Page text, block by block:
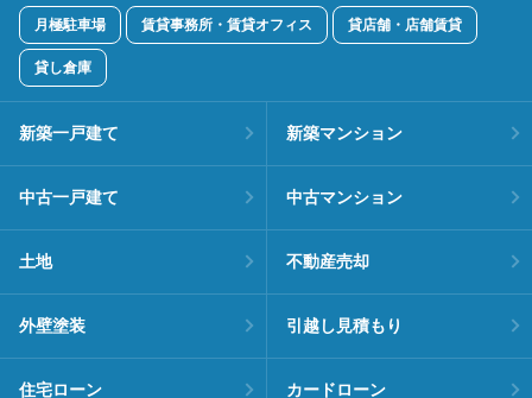
月極駐車場 賃貸事務所・賃貸オフィス 貸店舗・店舗賃貸
貸し倉庫
新築一戸建て 新築マンション
中古一戸建て 中古マンション
土地 不動産売却
外壁塗装 引越し見積もり
住宅ローン カードローン